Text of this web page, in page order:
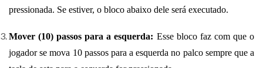
pressionada. Se estiver, o bloco abaixo dele será executado.
Mover (10) passos para a esquerda: Esse bloco faz com que o
jogador se mova 10 passos para a esquerda no palco sempre que a